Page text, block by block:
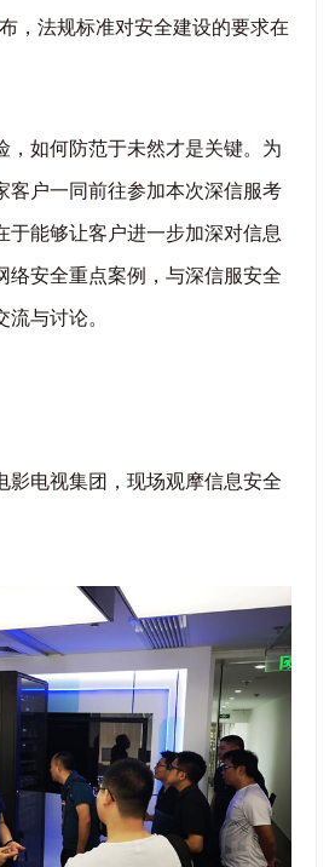
，法规标准对安全建设的要求在
，如何防范于未然才是关键。为
客户一同前往参加本次深信服考
于能够让客户进一步加深对信息
络安全重点案例，与深信服安全
与讨论。
影电视集团，现场观摩信息安全